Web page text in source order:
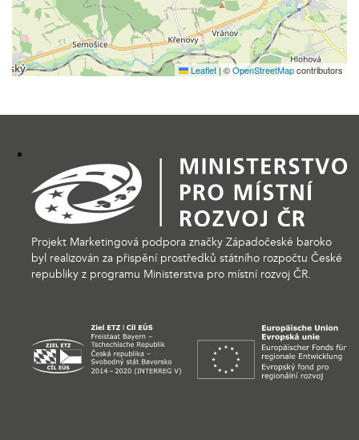
Leaflet | ©OpenStreetMapcontributors
Projekt Marketingová podpora značky Západočeské baroko
byl realizován za přispění prostředků státního rozpočtu České
republiky z programu Ministerstva pro místní rozvoj ČR.